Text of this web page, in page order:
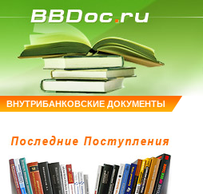
ВНУТРИБАНКОВСКИЕ ДОКУМЕНТЫ